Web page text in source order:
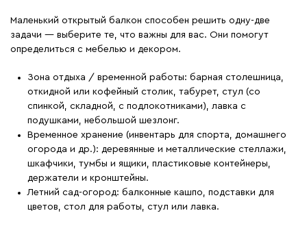
Маленький открытый балкон способен решить одну-две
задачи — выберите те, что важны для вас. Они помогут
определиться с мебелью и декором.
Зона отдыха / временной работы: барная столешница,
откидной или кофейный столик, табурет, стул (со
спинкой, складной, с подлокотниками), лавка с
подушками, небольшой шезлонг.
Временное хранение (инвентарь для спорта, домашнего
огорода и др.): деревянные и металлические стеллажи,
шкафчики, тумбы и ящики, пластиковые контейнеры,
держатели и кронштейны.
Летний сад-огород: балконные кашпо, подставки для
цветов, стол для работы, стул или лавка.